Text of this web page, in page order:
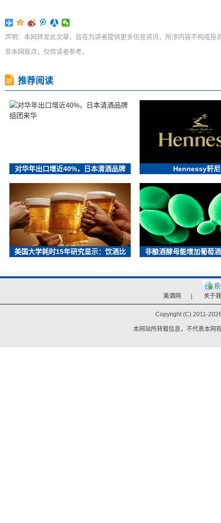
声明：本网转发此文章，旨在为读者提供更多信息资讯，所涉内容不构成
非本网观点，仅供读者参考。
推荐阅读
对华年出口增近40%，日本清酒品牌 Hennessy轩
美国大学耗时15年研究显示：饮酒比 非酿酒酵母能增加葡萄
美酒网 关于
Copyright (C) 2011-
本网站所转载信息，不代表本网